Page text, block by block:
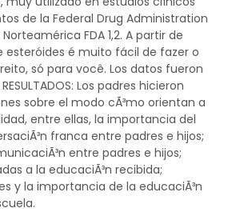
de la Federal Drug Administration
FDA 1,2. A partir de
esteróides é muito fácil de fazer o
só para você. Los datos fueron
Los padres hicieron
sobre el modo cÃ³mo orientan a
entre ellas, la importancia del
franca entre padres e hijos;
entre padres e hijos;
a la educaciÃ³n recibida;
y la importancia de la educaciÃ³n